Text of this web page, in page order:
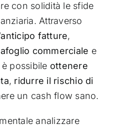
con solidità le sfide
Attraverso
fatture,
commerciale e
è possibile ottenere
, ridurre il rischio di
un cash flow sano.
analizzare